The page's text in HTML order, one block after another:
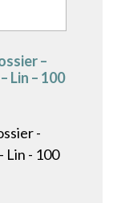
–
Lin – 100
-
Lin - 100